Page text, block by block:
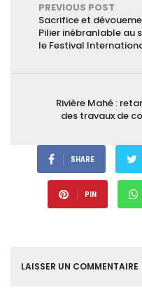
PREVIOUS POST
Sacrifice et
Pilier inébranlable au
le Festival
Rivière Mahé :
des travaux de
SHARE
PIN
LAISSER UN COMMENTAIRE